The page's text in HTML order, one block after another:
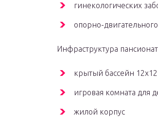
гинекологических
опорно-
Инфраструктура
крытый бассейн
игровая комната для
жилой корпус